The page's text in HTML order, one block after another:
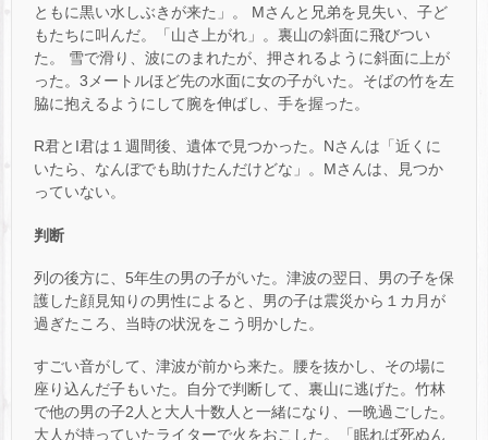
ともに黒い水しぶきが来た」。 Mさんと兄弟を見失い、子ど
もたちに叫んだ。「山さ上がれ」。裏山の斜面に飛びつい
た。 雪で滑り、波にのまれたが、押されるように斜面に上が
った。3メートルほど先の水面に女の子がいた。そばの竹を左
脇に抱えるようにして腕を伸ばし、手を握った。
R君とI君は１週間後、遺体で見つかった。Nさんは「近くに
いたら、なんぼでも助けたんだけどな」。Mさんは、見つか
っていない。
判断
列の後方に、5年生の男の子がいた。津波の翌日、男の子を保
護した顔見知りの男性によると、男の子は震災から１カ月が
過ぎたころ、当時の状況をこう明かした。
すごい音がして、津波が前から来た。腰を抜かし、その場に
座り込んだ子もいた。自分で判断して、裏山に逃げた。竹林
で他の男の子2人と大人十数人と一緒になり、一晩過ごした。
大人が持っていたライターで火をおこした。「眠れば死ぬん